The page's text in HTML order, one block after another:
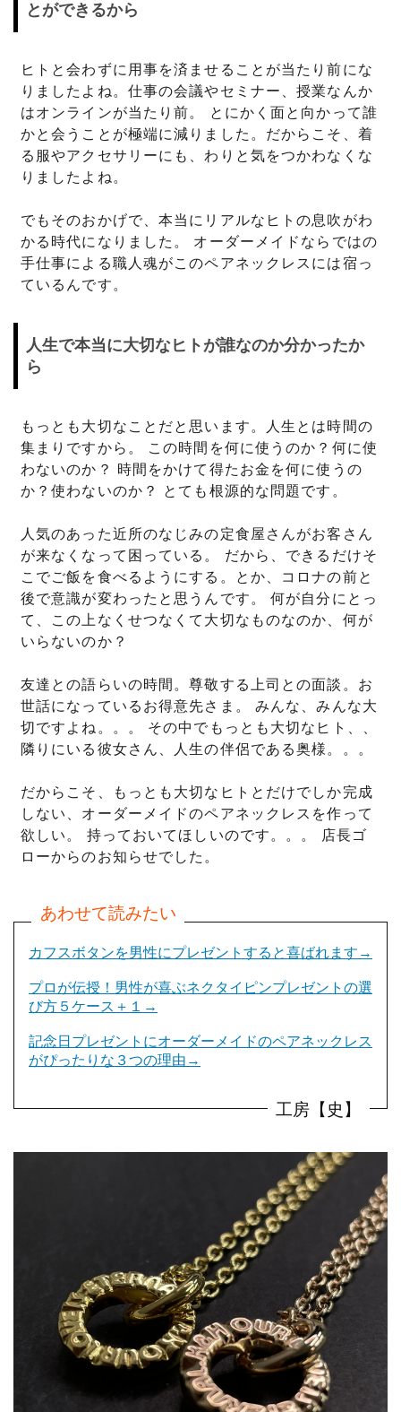
とができるから
ヒトと会わずに用事を済ませることが当たり前にな
りましたよね。仕事の会議やセミナー、授業なんか
はオンラインが当たり前。 とにかく面と向かって誰
かと会うことが極端に減りました。だからこそ、着
る服やアクセサリーにも、わりと気をつかわなくな
りましたよね。
でもそのおかげで、本当にリアルなヒトの息吹がわ
かる時代になりました。 オーダーメイドならではの
手仕事による職人魂がこのペアネックレスには宿っ
ているんです。
人生で本当に大切なヒトが誰なのか分かったか
ら
もっとも大切なことだと思います。人生とは時間の
集まりですから。 この時間を何に使うのか？何に使
わないのか？ 時間をかけて得たお金を何に使うの
か？使わないのか？ とても根源的な問題です。
人気のあった近所のなじみの定食屋さんがお客さん
が来なくなって困っている。 だから、できるだけそ
こでご飯を食べるようにする。とか、コロナの前と
後で意識が変わったと思うんです。 何が自分にとっ
て、この上なくせつなくて大切なものなのか、何が
いらないのか？
友達との語らいの時間。尊敬する上司との面談。お
世話になっているお得意先さま。 みんな、みんな大
切ですよね。。。 その中でもっとも大切なヒト、、
隣りにいる彼女さん、人生の伴侶である奥様。。。
だからこそ、もっとも大切なヒトとだけでしか完成
しない、オーダーメイドのペアネックレスを作って
欲しい。 持っておいてほしいのです。。。 店長ゴ
ローからのお知らせでした。
カフスボタンを男性にプレゼントすると喜ばれます→
プロが伝授！男性が喜ぶネクタイピンプレゼントの選
び方５ケース＋１→
記念日プレゼントにオーダーメイドのペアネックレス
がぴったりな３つの理由→